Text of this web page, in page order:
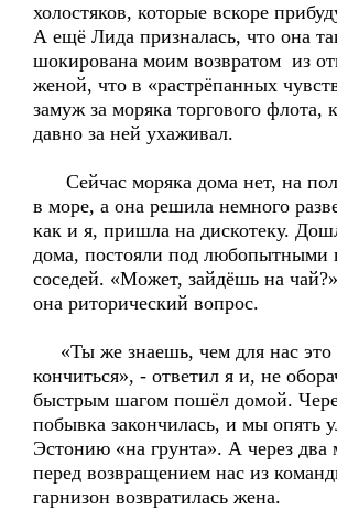
холостяков, которые вскоре
А ещё Лида призналась, что она
шокирована моим возвратом из
женой, что в «растрёпанных
замуж за моряка торгового флота,
давно за ней ухаживал.
Сейчас моряка дома нет, на
в море, а она решила немного
как и я, пришла на дискотеку.
дома, постояли под любопытными
соседей. «Может, зайдёшь на
она риторический вопрос.
«Ты же знаешь, чем для нас это
кончиться», - ответил я и, не
быстрым шагом пошёл домой.
побывка закончилась, и мы опять
Эстонию «на грунта». А через два
перед возвращением нас из
гарнизон возвратилась жена.